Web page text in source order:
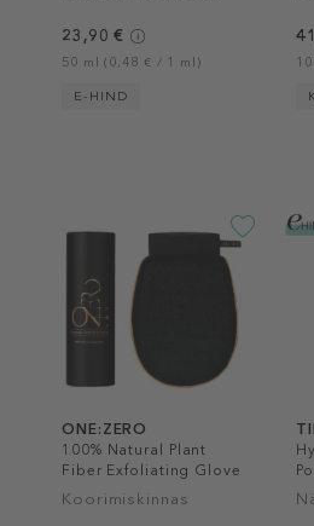
23,90 €
50 ml (0,48 € / 1 ml)
E-HIND
ONE:ZERO
100% Natural Plant
Fiber Exfoliating Glove
Koorimiskinnas